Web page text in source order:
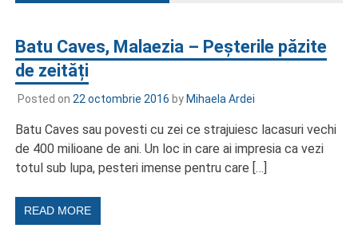
Batu Caves, Malaezia – Peșterile păzite
de zeități
Posted on 22 octombrie 2016 by Mihaela Ardei
Batu Caves sau povesti cu zei ce strajuiesc lacasuri vechi
de 400 milioane de ani. Un loc in care ai impresia ca vezi
totul sub lupa, pesteri imense pentru care […]
READ MORE